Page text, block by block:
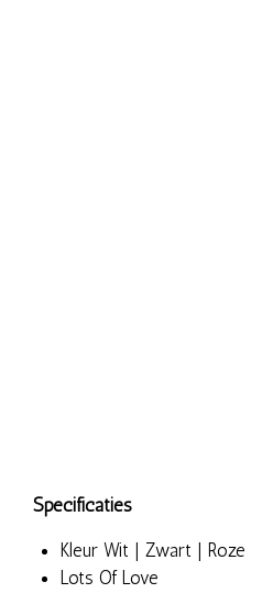
Specificaties
Kleur Wit | Zwart | Roze
Lots Of Love